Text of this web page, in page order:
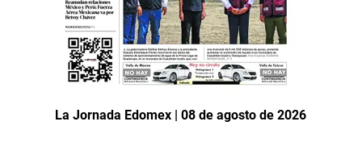
La Jornada Edomex | 08 de agosto de 2026